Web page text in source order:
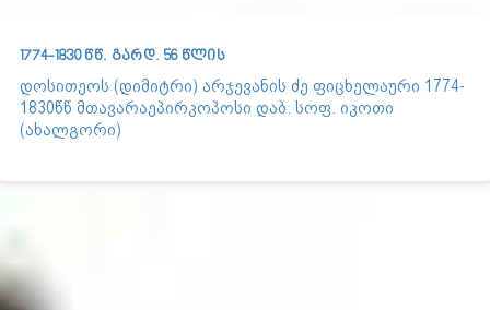
1774-1830 წწ. გარდ. 56 წლის
დოსითეოს (დიმიტრი) არჯევანის ძე ფიცხელაური 1774-
1830წწ მთავარაეპირკოპოსი დაბ. სოფ. იკოთი
(ახალგორი)